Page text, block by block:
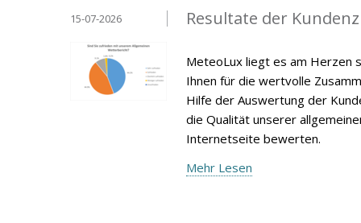
Resultate der
15-07-2026
MeteoLux liegt es am Herzen
Ihnen für die wertvolle
Hilfe der Auswertung der
die Qualität unserer
Internetseite bewerten.
Mehr Lesen